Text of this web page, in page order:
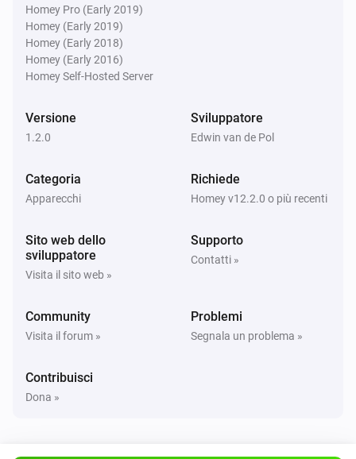
Sensore
La modalità assente è stata attivata
Sensore
Sensore
L'allarme della batteria è acceso
Sensore
È connesso
L'allarme del budget è attivo
L'allarme di perdita è attivato
Homey Pro (Early 2019)
Homey (Early 2019)
Homey (Early 2018)
Homey (Early 2016)
Homey Self-Hosted Server
Versione
1.2.0
Sviluppatore
Edwin van de Pol
Categoria
Apparecchi
Richiede
Homey v12.2.0 o più recenti
Sito web dello
sviluppatore
Visita il sito web »
Supporto
Contatti »
Community
Visita il forum »
Problemi
Segnala un problema »
Contribuisci
Dona »